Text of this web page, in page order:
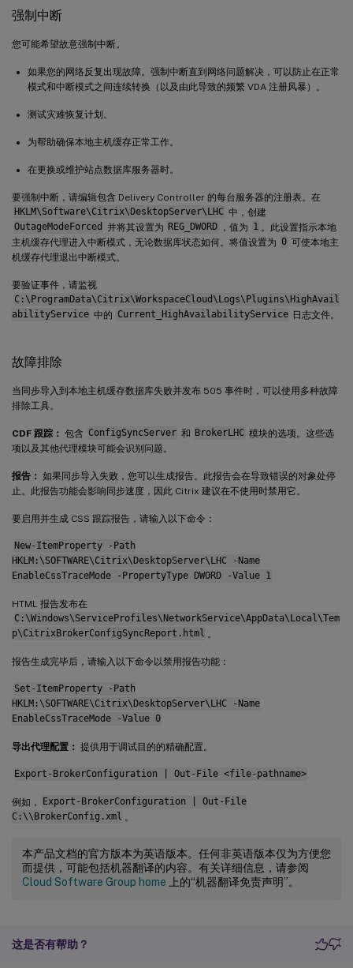
强制中断
您可能希望故意强制中断。
如果您的网络反复出现故障。强制中断直到网络问题解决，可以防止在正常
模式和中断模式之间连续转换（以及由此导致的频繁 VDA 注册风暴）。
测试灾难恢复计划。
为帮助确保本地主机缓存正常工作。
在更换或维护站点数据库服务器时。
要强制中断，请编辑包含 Delivery Controller 的每台服务器的注册表。在
HKLM\Software\Citrix\DesktopServer\LHC 中，创建
OutageModeForced 并将其设置为 REG_DWORD ，值为 1 。此设置指示本地
主机缓存代理进入中断模式，无论数据库状态如何。将值设置为 0 可使本地主
机缓存代理退出中断模式。
要验证事件，请监视
C:\ProgramData\Citrix\WorkspaceCloud\Logs\Plugins\HighAvail
abilityService 中的 Current_HighAvailabilityService 日志文件。
故障排除
当同步导入到本地主机缓存数据库失败并发布 505 事件时，可以使用多种故障
排除工具。
CDF 跟踪： 包含 ConfigSyncServer 和 BrokerLHC 模块的选项。这些选
项以及其他代理模块可能会识别问题。
报告： 如果同步导入失败，您可以生成报告。此报告会在导致错误的对象处停
止。此报告功能会影响同步速度，因此 Citrix 建议在不使用时禁用它。
要启用并生成 CSS 跟踪报告，请输入以下命令：
New-ItemProperty -Path
HKLM:\SOFTWARE\Citrix\DesktopServer\LHC -Name
EnableCssTraceMode -PropertyType DWORD -Value 1
HTML 报告发布在
C:\Windows\ServiceProfiles\NetworkService\AppData\Local\Tem
p\CitrixBrokerConfigSyncReport.html 。
报告生成完毕后，请输入以下命令以禁用报告功能：
Set-ItemProperty -Path
HKLM:\SOFTWARE\Citrix\DesktopServer\LHC -Name
EnableCssTraceMode -Value 0
导出代理配置： 提供用于调试目的的精确配置。
Export-BrokerConfiguration | Out-File <file-pathname>
例如，
Export-BrokerConfiguration | Out-File
C:\\BrokerConfig.xml 。
本产品文档的官方版本为英语版本。任何非英语版本仅为方便您
而提供，可能包括机器翻译的内容。有关详细信息，请参阅
Cloud Software Group home 上的“机器翻译免责声明”。
这是否有帮助？